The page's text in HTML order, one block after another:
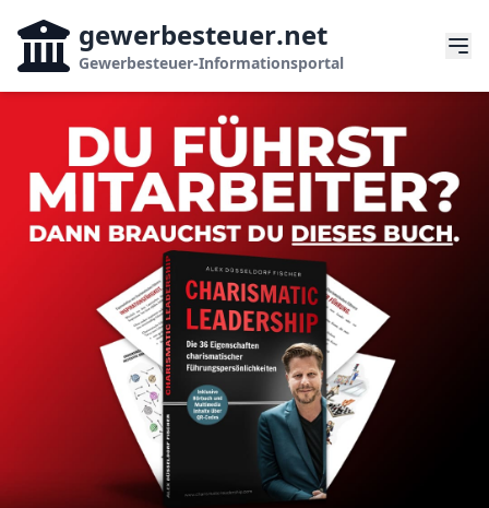
gewerbesteuer.net
Gewerbesteuer-Informationsportal